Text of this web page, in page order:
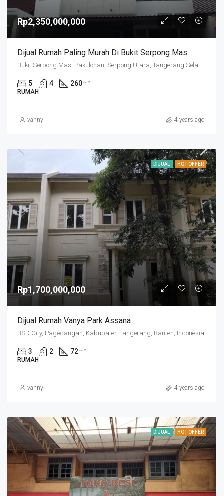
Rp2,350,000,000
Dijual Rumah Paling Murah Di Bukit Serpong Mas
Bukit Serpong Mas, Pakulonan, Serpong Utara, Tangerang Selatan, Banten, Indonesia
5 4 260m²
RUMAH
vanny 4 years ago
DIJUAL HOT OFFER
Rp1,700,000,000
Dijual Rumah Vanya Park Assana
BSD City, Pagedangan, Kabupaten Tangerang, Banten, Indonesia
3 2 72m²
RUMAH
vanny 4 years ago
DIJUAL HOT OFFER